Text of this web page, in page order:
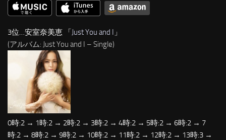
3位…安室奈美恵 「Just You and I 」
(アルバム: Just You and I – Single)
0時:2 → 1時:2 → 2時:2 → 3時:2 → 4時:2 → 5時:2 → 6時:2 → 7
時:2 → 8時:2 → 9時:2 → 10時:2 → 11時:2 → 12時:2 → 13時:3 →